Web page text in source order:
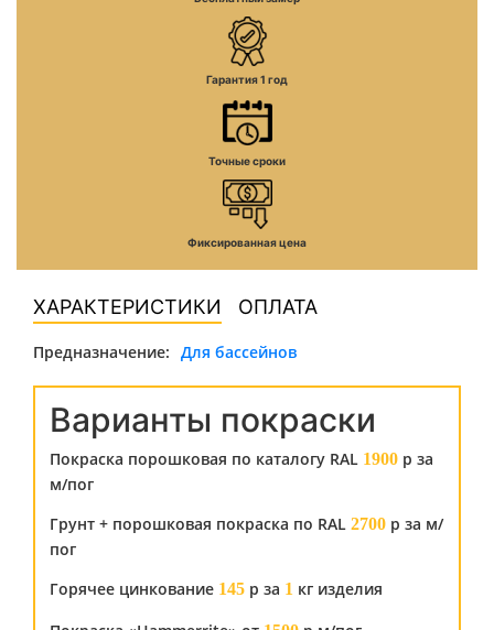
Гарантия 1 год
Точные сроки
Фиксированная цена
ХАРАКТЕРИСТИКИ ОПЛАТА
Предназначение: Для бассейнов
Варианты покраски
Покраска порошковая по каталогу RAL 1900 р за
м/пог
Грунт + порошковая покраска по RAL 2700 р за м/
пог
Горячее цинкование 145 р за 1 кг изделия